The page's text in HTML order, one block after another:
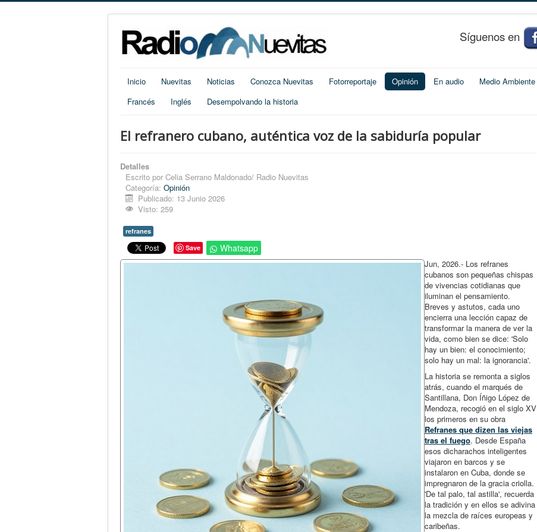
Síguenos en
Inicio Nuevitas Noticias Conozca Nuevitas Fotorreportaje Opinión En audio Medio Ambiente
Francés
Inglés Desempolvando la historia
El refranero cubano, auténtica voz de la sabiduría popular
Detalles
Escrito por Celia Serrano Maldonado/ Radio Nuevitas
Categoría: Opinión
Publicado: 13 Junio 2026
Visto: 259
refranes
Save
Whatsapp
Jun, 2026.- Los refranes
cubanos son pequeñas chispas
de vivencias cotidianas que
iluminan el pensamiento.
Breves y astutos, cada uno
encierra una lección capaz de
transformar la manera de ver la
vida, como bien se dice: 'Solo
hay un bien: el conocimiento;
solo hay un mal: la ignorancia'.
La historia se remonta a siglos
atrás, cuando el marqués de
Santillana, Don Íñigo López de
Mendoza, recogió en el siglo XV
los primeros en su obra
Refranes que dizen las viejas
tras el fuego. Desde España
esos dicharachos inteligentes
viajaron en barcos y se
instalaron en Cuba, donde se
impregnaron de la gracia criolla.
'De tal palo, tal astilla', recuerda
la tradición y en ellos se adivina
la mezcla de raíces europeas y
caribeñas.